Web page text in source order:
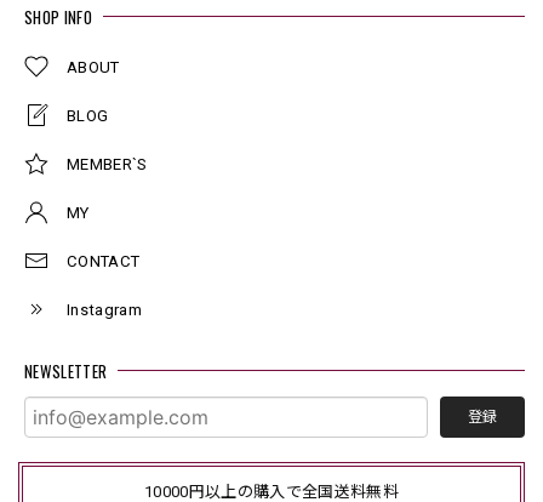
SHOP INFO
ABOUT
BLOG
MEMBER`S
MY
CONTACT
Instagram
NEWSLETTER
登録
10000円以上の購入で全国送料無料